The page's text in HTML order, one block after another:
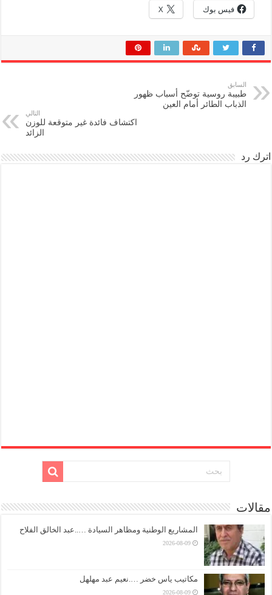
فيس بوك X
السابق
طبيبة روسية توضّح أسباب ظهور
الذباب الطائر أمام العين
التالي
اكتشاف فائدة غير متوقعة للوزن
الزائد
اترك رد
مقالات
المشاريع الوطنية ومظاهر السيادة …..عبد الخالق الفلاح
2026-08-09
مكاتيب ياس خضر ….نعيم عبد مهلهل
2026-08-09